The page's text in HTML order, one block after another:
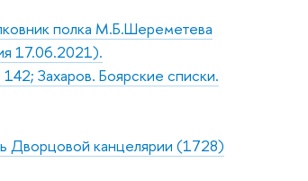
полка М.Б.Шереметева
17.06.2021).
Захаров. Боярские списки.
Дворцовой канцелярии (1728)